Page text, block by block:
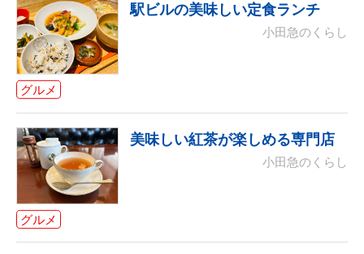
グルメ
駅ビルの美味しい定食ランチ
小田急のくらし
グルメ
美味しい紅茶が楽しめる専門店
小田急のくらし